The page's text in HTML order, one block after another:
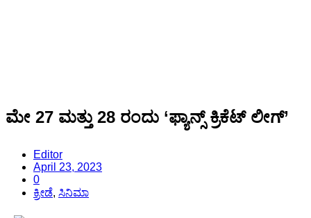
ಮೇ 27 ಮತ್ತು 28 ರಂದು ‘ಫ್ಯಾನ್ಸ್ ಕ್ರಿಕೆಟ್ ಲೀಗ್’
Editor
April 23, 2023
0
ಕ್ರೀಡೆ, ಸಿನಿಮಾ